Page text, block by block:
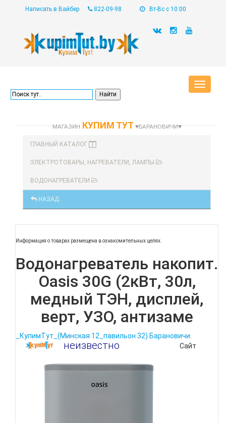
Написать в Вайбер 822-09-98 Вт-Вс с 10:00
Toggle
МАГАЗИН КУПИМ ТУТ ♥БАРАНОВИЧИ♥
ГЛАВНЫЙ КАТАЛОГ
ЭЛЕКТРОТОВАРЫ, НАГРЕВАТЕЛИ, ЛАМПЫ
ВОДОНАГРЕВАТЕЛИ
НАЗАД
Информация о товарах размещена в ознакомительных целях.
Водонагреватель накопит.
Oasis 30G (2кВт, 30л,
медный ТЭН, дисплей,
верт, УЗО, антизаме
_КупимТут_(Минская 12_павильон 32) Барановичи.
неизвестно Сайт